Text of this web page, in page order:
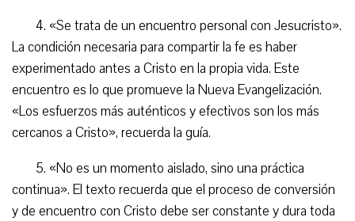
4. «Se trata de un encuentro personal con Jesucristo».
La condición necesaria para compartir la fe es haber
experimentado antes a Cristo en la propia vida. Este
encuentro es lo que promueve la Nueva Evangelización.
«Los esfuerzos más auténticos y efectivos son los más
cercanos a Cristo», recuerda la guía.
5. «No es un momento aislado, sino una práctica
continua». El texto recuerda que el proceso de conversión
y de encuentro con Cristo debe ser constante y dura toda